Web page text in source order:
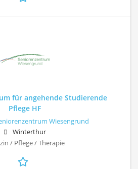
für angehende Studierende
Pflege HF
Wiesengrund
Winterthur
/ Pflege / Therapie